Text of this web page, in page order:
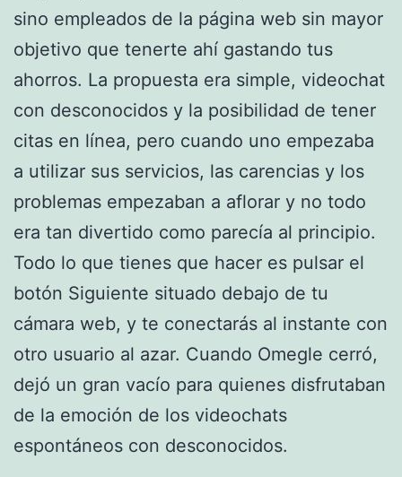
sino empleados de la página web sin mayor
objetivo que tenerte ahí gastando tus
ahorros. La propuesta era simple, videochat
con desconocidos y la posibilidad de tener
citas en línea, pero cuando uno empezaba
a utilizar sus servicios, las carencias y los
problemas empezaban a aflorar y no todo
era tan divertido como parecía al principio.
Todo lo que tienes que hacer es pulsar el
botón Siguiente situado debajo de tu
cámara web, y te conectarás al instante con
otro usuario al azar. Cuando Omegle cerró,
dejó un gran vacío para quienes disfrutaban
de la emoción de los videochats
espontáneos con desconocidos.